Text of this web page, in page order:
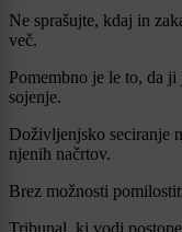
Ne sprašujte, kdaj in
več.
Pomembno je le to, da
sojenje.
Doživljenjsko seciranje
njenih načrtov.
Brez možnosti